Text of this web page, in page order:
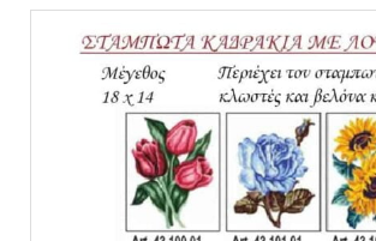
έχει
πολλαπλές
παραλλαγές.
επιλογές
μπορούν
να
επιλεγούν